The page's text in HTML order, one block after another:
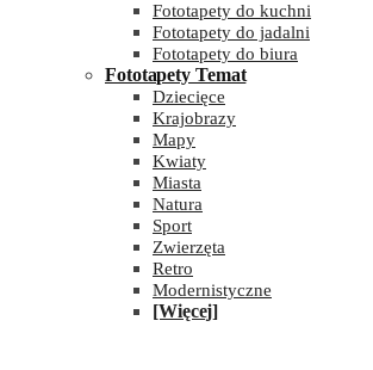
Fototapety do kuchni
Fototapety do jadalni
Fototapety do biura
Fototapety Temat
Dziecięce
Krajobrazy
Mapy
Kwiaty
Miasta
Natura
Sport
Zwierzęta
Retro
Modernistyczne
[Więcej]